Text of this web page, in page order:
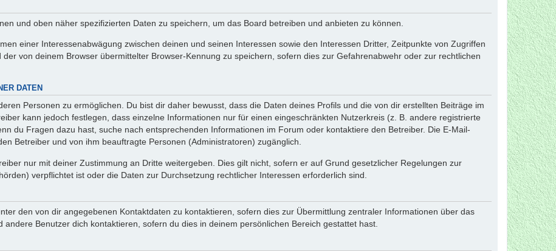
und oben näher spezifizierten Daten zu speichern, um das Board betreiben und anbieten zu können.
einer Interessenabwägung zwischen deinen und seinen Interessen sowie den Interessen Dritter, Zeitpunkte von Zugriffen
von deinem Browser übermittelter Browser-Kennung zu speichern, sofern dies zur Gefahrenabwehr oder zur rechtlichen
DATEN
Personen zu ermöglichen. Du bist dir daher bewusst, dass die Daten deines Profils und die von dir erstellten Beiträge im
kann jedoch festlegen, dass einzelne Informationen nur für einen eingeschränkten Nutzerkreis (z. B. andere registrierte
du Fragen dazu hast, suche nach entsprechenden Informationen im Forum oder kontaktiere den Betreiber. Die E-Mail-
Betreiber und von ihm beauftragte Personen (Administratoren) zugänglich.
nur mit deiner Zustimmung an Dritte weitergeben. Dies gilt nicht, sofern er auf Grund gesetzlicher Regelungen zur
verpflichtet ist oder die Daten zur Durchsetzung rechtlicher Interessen erforderlich sind.
den von dir angegebenen Kontaktdaten zu kontaktieren, sofern dies zur Übermittlung zentraler Informationen über das
Benutzer dich kontaktieren, sofern du dies in deinem persönlichen Bereich gestattet hast.